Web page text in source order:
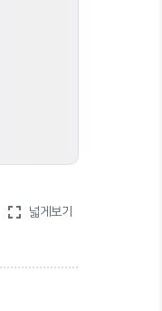
fullscreen 넓게보기